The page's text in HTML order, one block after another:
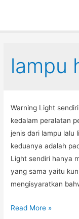
lampu
Warning Light
kedalam peralatan
jenis dari lampu lalu
keduanya adalah
Light sendiri hanya
yang sama yaitu
mengisyaratkan
LAMPU
Read More »